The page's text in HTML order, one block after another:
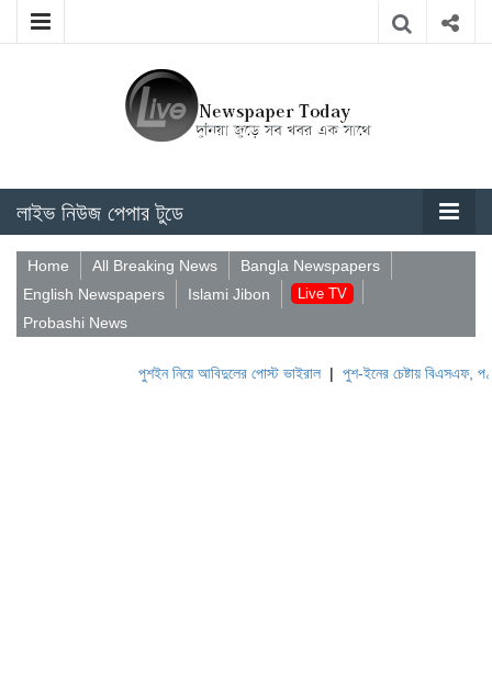
লাইভ নিউজ পেপার টুডে
Home All Breaking News
Bangla Newspapers
English Newspapers
Islami Jibon Live TV
Probashi News
পুশইন নিয়ে আবিদুলের পোস্ট ভাইরাল|পুশ-ইনের চেষ্টায় বিএসএফ, পণ্ড করছে